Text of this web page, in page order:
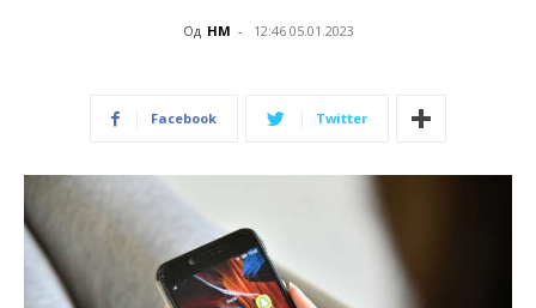
Од НМ - 12:46 05.01.2023
Facebook Twitter